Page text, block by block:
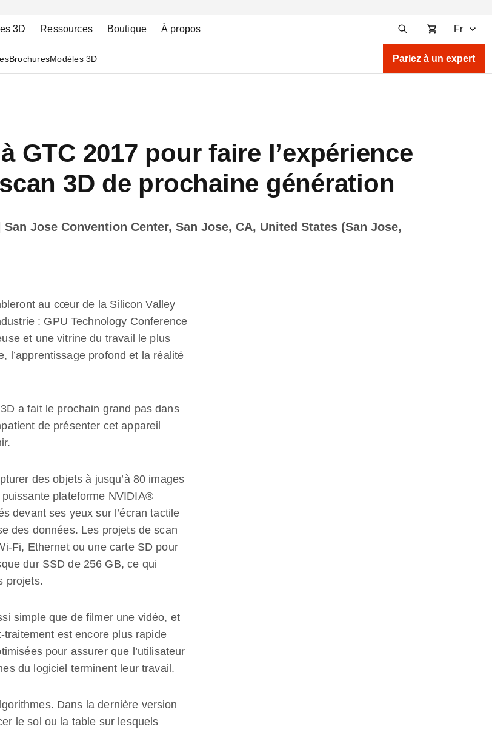
3D Ressources Boutique À propos Fr
BrochuresModèles 3D Parlez à un expert
GTC 2017 pour faire l’expérience
3D de prochaine génération
| San Jose Convention Center, San Jose, CA, United States (San Jose,
au cœur de la Silicon Valley
: GPU Technology Conference
et une vitrine du travail le plus
l’apprentissage profond et la réalité
a fait le prochain grand pas dans
de présenter cet appareil
des objets à jusqu’à 80 images
plateforme NVIDIA®
devant ses yeux sur l’écran tactile
des données. Les projets de scan
Fi, Ethernet ou une carte SD pour
dur SSD de 256 GB, ce qui
projets.
simple que de filmer une vidéo, et
est encore plus rapide
pour assurer que l’utilisateur
du logiciel terminent leur travail.
Dans la dernière version
le sol ou la table sur lesquels